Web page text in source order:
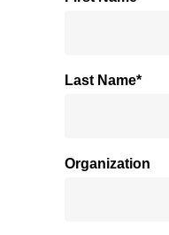
Last Name*
Organization